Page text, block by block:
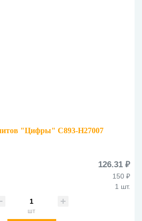
"Цифры" C893-H27007
126.31 ₽
150 ₽
1 шт.
шт